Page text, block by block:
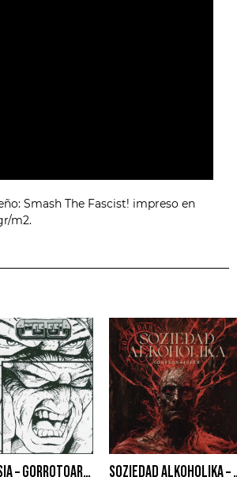
Smash The Fascist! impreso en
m2.
ANESTESIA – GORROTOAREN AHOTSA SOZIEDAD